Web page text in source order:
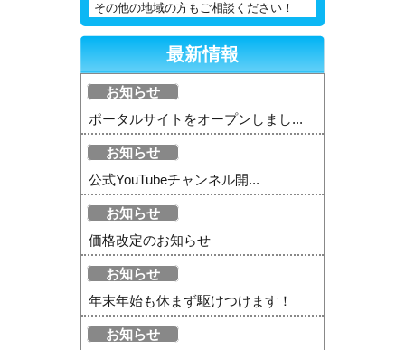
その他の地域の方もご相談ください！
最新情報
お知らせ
ポータルサイトをオープンしまし...
お知らせ
公式YouTubeチャンネル開...
お知らせ
価格改定のお知らせ
お知らせ
年末年始も休まず駆けつけます！
お知らせ